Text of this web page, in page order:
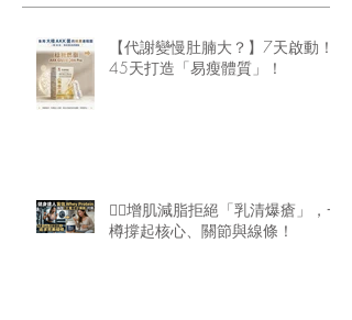
【代謝變慢肚腩大？】7天啟動！
45天打造「易瘦體質」！
🏋️‍♂️增肌減脂拒絕「乳清爆瘡」，一
樽撐起核心、關節與線條！